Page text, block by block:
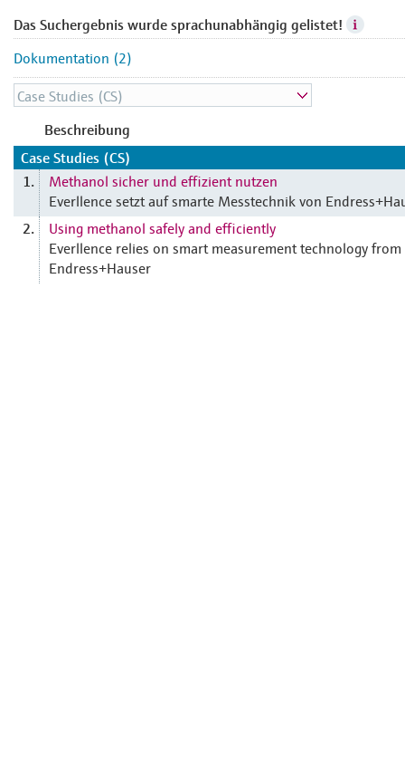
Das Suchergebnis wurde sprachunabhängig gelistet!
Dokumentation (2)
Beschreibung
Case Studies (CS)
1.
Methanol sicher und effizient nutzen
Everllence setzt auf smarte Messtechnik von
2.
Using methanol safely and efficiently
Everllence relies on smart measurement technology from
Endress+Hauser